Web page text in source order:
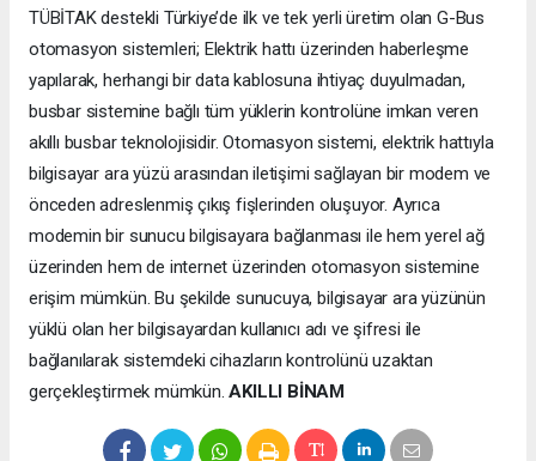
TÜBİTAK destekli Türkiye’de ilk ve tek yerli üretim olan G-Bus
otomasyon sistemleri; Elektrik hattı üzerinden haberleşme
yapılarak, herhangi bir data kablosuna ihtiyaç duyulmadan,
busbar sistemine bağlı tüm yüklerin kontrolüne imkan veren
akıllı busbar teknolojisidir. Otomasyon sistemi, elektrik hattıyla
bilgisayar ara yüzü arasından iletişimi sağlayan bir modem ve
önceden adreslenmiş çıkış fişlerinden oluşuyor. Ayrıca
modemin bir sunucu bilgisayara bağlanması ile hem yerel ağ
üzerinden hem de internet üzerinden otomasyon sistemine
erişim mümkün. Bu şekilde sunucuya, bilgisayar ara yüzünün
yüklü olan her bilgisayardan kullanıcı adı ve şifresi ile
bağlanılarak sistemdeki cihazların kontrolünü uzaktan
gerçekleştirmek mümkün.AKILLI BİNAM